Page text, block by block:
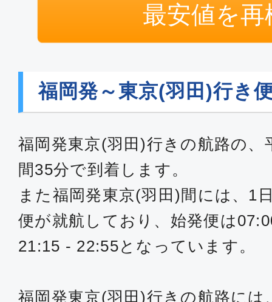
SKY004
福岡
08:50
東京(
SKY006
普通席
福岡
10:10
東京(
JAL304
普通席
福岡
08:05
東京(
最安値を再
福岡発～東京(羽田)行き
福岡発東京(羽田)行きの航路の、
間35分で到着します。
また福岡発東京(羽田)間には、1
便が就航しており、始発便は
21:15 - 22:55となっています。
福岡発東京(羽田)行きの航路には